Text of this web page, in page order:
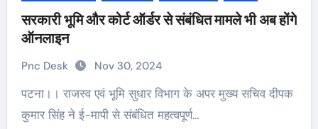
सरकारी भूमि और कोर्ट ऑर्डर से संबंधित मामले भी अब होंगे
ऑनलाइन
Pnc Desk Nov 30, 2024
पटना।। राजस्व एवं भूमि सुधार विभाग के अपर मुख्य सचिव दीपक
कुमार सिंह ने ई-मापी से संबंधित महत्वपूर्ण…